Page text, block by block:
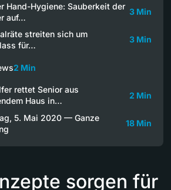
Hand-Hygiene: Sauberkeit der
auf…
3 Min
streiten sich um
für…
3 Min
2 Min
rettet Senior aus
Haus in…
2 Min
5. Mai 2020 — Ganze
18 Min
sorgen für